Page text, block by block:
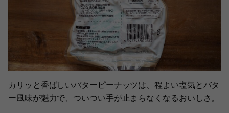
カリッと香ばしいバターピーナッツは、程よい塩気とバタ
ー風味が魅力で、ついつい手が止まらなくなるおいしさ。